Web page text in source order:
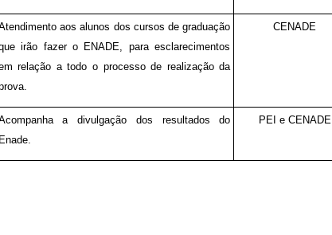
aos alunos dos cursos de graduação
irão fazer o ENADE, para esclarecimentos
relação a todo o processo de realização da
CENADE
a divulgação dos resultados do
Enade.
PEI e CENADE